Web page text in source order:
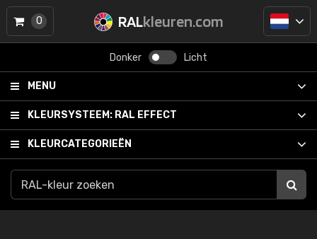
RALkleuren.com
Donker Licht
MENU
KLEURSYSTEEM: RAL EFFECT
KLEURCATEGORIEËN
0